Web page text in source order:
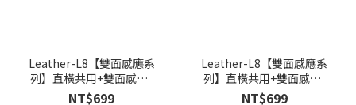
Leather-L8【雙面感應系
列】直橫共用+雙面感應-
商務風PU皮證件卡套
NT$699
Leather-L8【雙面感應系
列】直橫共用+雙面感應-
商務風PU皮證件卡套
NT$699